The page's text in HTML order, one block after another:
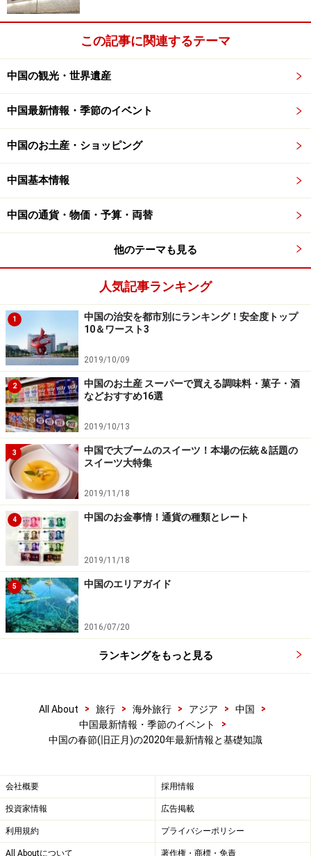
2020年の春節（旧暦の1月1日）は1月25日なので、春節
の休みは1月19日（日曜日）と2月1日（土曜日）が振替
出勤日となり、1月24日の大晦日「除夕（「大年三十」
ます。
毎年開催される全国人民代表大会では、社会問題になっ
ている帰省ラッシュを緩和するため、春節の休みを現在
の7日間から10～12日、もしくは15日に延長したらどう
か？ といった意見が毎回のように出されますが、なかな
か実現しません。ただネットでも、せめて今より2日長
い9日を切望する声が多くあがっており、近い将来、春
みを絡めて約1カ月、大学は学校によって違いますが1カ
月半から2カ月の長期休みとなります。
■2022年北京冬季五輪は春節期間中に開催予定
中国初の冬季五輪が2022年に北京で開催。開催日は2022
年2月4日（旧暦1月4日に開会式）～2月20日、パラリン
ピックが3月4日～3月13日という予定です。2022年は春
節と五輪開会式というダブルハッピネスで大いに盛り上
がりそうです。
■中国の春節の日付
前章で述べたとおり、春節は太陰暦に基づく祝日なの
で、太陽暦での日付は毎年違ってきます。下記は2118年
までの中国の春節の日付です。中国の春節の休みは1週
間。詳細日程は毎年発表されます。
2011年2月3日 2012年1月23日 2013年2月10日
2014年1月31日
2015年2月19日 2016年2月8日 2017年1月28日
2019年2月5日 2020年1月25日2021年2月12日
2022年2月1日
2023年1月22日 2024年2月10日 2025年1月29
2027年2月6日 2028年1月26日 2029年2月13日
2030年2月3日
2031年1月23日 2032年2月11日 2033年1月31
日 2034年2月19日
この記事に関連するテーマ
中国の観光・世界遺産
中国最新情報・季節のイベント
中国のお土産・ショッピング
中国基本情報
中国の通貨・物価・予算・両替
他のテーマも見る
人気記事ランキング
1
中国の治安を都市別にランキング！安全度トップ
10＆ワースト3
2019/10/09
2
中国のお土産 スーパーで買える調味料・菓子・酒
などおすすめ16選
2019/10/13
3
中国で大ブームのスイーツ！本場の伝統＆話題の
スイーツ大特集
2019/11/18
4 中国のお金事情！通貨の種類とレート
2019/11/18
5 中国のエリアガイド
2016/07/20
ランキングをもっと見る
All About > 旅行 > 海外旅行 > アジア > 中国
>
中国最新情報・季節のイベント
>
中国の春節(旧正月)の2020年最新情報と基礎知識
会社概要 採用情報
投資家情報 広告掲載
利用規約 プライバシーポリシー
All Aboutについて 著作権・商標・免責